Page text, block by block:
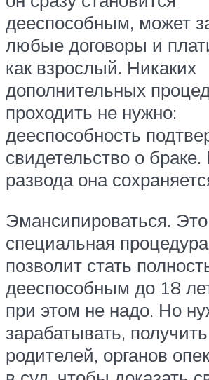
дееспособным, может
любые договоры и
как взрослый. Никаких
дополнительных
проходить не нужно:
дееспособность
свидетельство о
развода она
Эмансипироваться. Это
специальная
позволит стать
дееспособным до 18
при этом не надо. Но
зарабатывать,
родителей, органов